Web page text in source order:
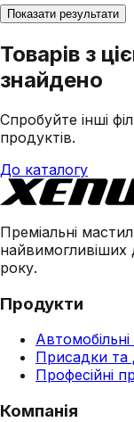
Показати результати
Товарів з
знайдено
Спробуйте інші
продуктів.
До каталогу
Преміальні
найвимогливіших
року.
Продукти
Присадки та
Професійні
Компанія